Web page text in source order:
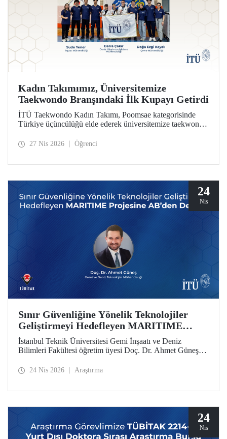
Kadın Takımımız, Üniversitemize
Taekwondo Branşındaki İlk Kupayı Getirdi
İTÜ Taekwondo Kadın Takımı, Poomsae kategorisinde
Türkiye üçüncülüğü elde ederek üniversitemize taekwondo
27 Nis 2026 Öğrenci
24
Nis
Sınır Güvenliğine Yönelik Teknolojiler
Geliştirmeyi Hedefleyen MARITIME
Projesine AB’den Destek
İstanbul Teknik Üniversitesi Gemi İnşaatı ve Deniz
Bilimleri Fakültesi öğretim üyesi Doç. Dr. Ahmet Güneş’in
Avrupa Programı kapsamında destek almaya hak kazandı.
24 Nis 2026 Araştırma
24
Nis